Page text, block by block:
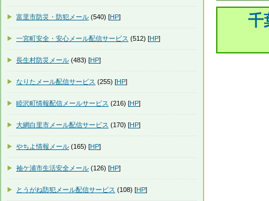
千
富里市防災・防犯メール (540) [HP]
一宮町安全・安心メール配信サービス (512) [HP]
長生村防災メール (483) [HP]
なりたメール配信サービス (255) [HP]
睦沢町情報配信メールサービス (216) [HP]
大網白里市メール配信サービス (170) [HP]
やちよ情報メール (165) [HP]
袖ケ浦市生活安全メール (126) [HP]
とうがね防犯メール配信サービス (108) [HP]